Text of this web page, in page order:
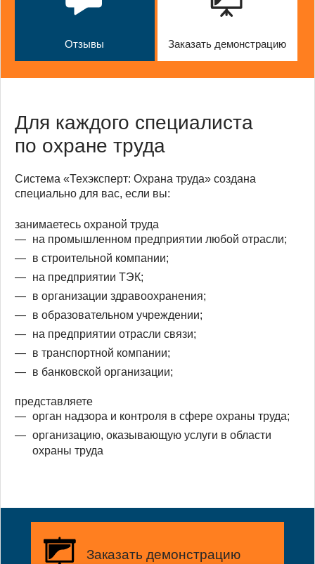
Отзывы Заказать демонстрацию
Для каждого специалиста
по охране труда
Система «Техэксперт: Охрана труда» создана
специально для вас, если вы:
занимаетесь охраной труда
на промышленном предприятии любой отрасли;
в строительной компании;
на предприятии ТЭК;
в организации здравоохранения;
в образовательном учреждении;
на предприятии отрасли связи;
в транспортной компании;
в банковской организации;
представляете
орган надзора и контроля в сфере охраны труда;
организацию, оказывающую услуги в области
охраны труда
Заказать демонстрацию